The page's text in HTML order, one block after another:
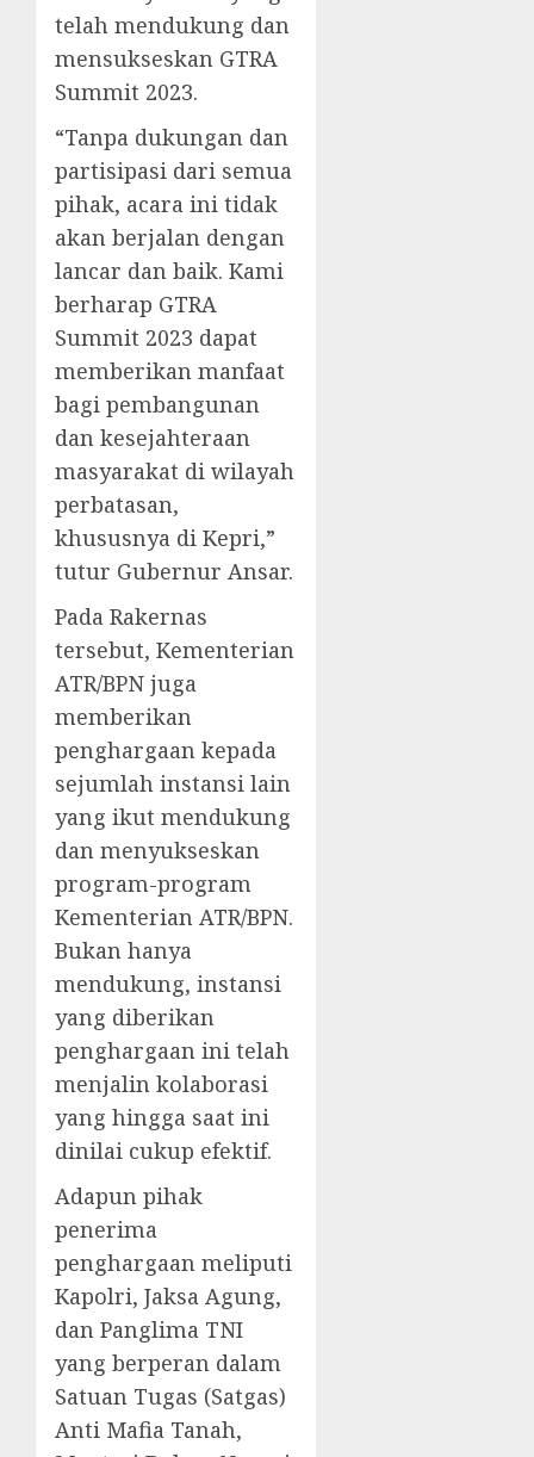
telah mendukung dan
mensukseskan GTRA
Summit 2023.
“Tanpa dukungan dan
partisipasi dari semua
pihak, acara ini tidak
akan berjalan dengan
lancar dan baik. Kami
berharap GTRA
Summit 2023 dapat
memberikan manfaat
bagi pembangunan
dan kesejahteraan
masyarakat di wilayah
perbatasan,
khususnya di Kepri,”
tutur Gubernur Ansar.
Pada Rakernas
tersebut, Kementerian
ATR/BPN juga
memberikan
penghargaan kepada
sejumlah instansi lain
yang ikut mendukung
dan menyukseskan
program-program
Kementerian ATR/BPN.
Bukan hanya
mendukung, instansi
yang diberikan
penghargaan ini telah
menjalin kolaborasi
yang hingga saat ini
dinilai cukup efektif.
Adapun pihak
penerima
penghargaan meliputi
Kapolri, Jaksa Agung,
dan Panglima TNI
yang berperan dalam
Satuan Tugas (Satgas)
Anti Mafia Tanah,